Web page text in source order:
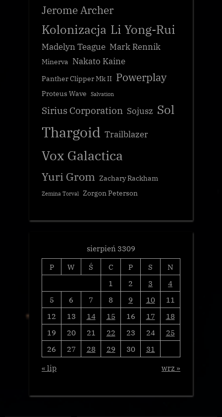
Jerome Archer
Kolonizacja Li Yong-Rui
Madelyn Teague Mark Rennik
Minerva Nakato Kaine
Panther Clipper Mk II Powerplay
Proteus Wave Salvation
Sirius Corporation Sojusz Sol
Thargoid Trailblazer
Vox Galactica
Yuri Grom Zachary Rackham
Zemina Torval Zorgon Peterson
sierpień 3309
P
W Ś C P S
N
1
2 3
4
5
6 7 8 9 10
11
12
13 14 15 16 17
18
19
20 21 22 23 24
25
26
27 28 29 30
31
« lip
wrz »